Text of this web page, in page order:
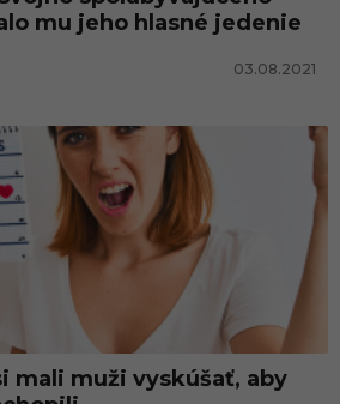
mu jeho hlasné jedenie
03.08.2021
mali muži vyskúšať, aby